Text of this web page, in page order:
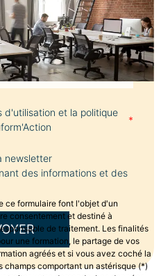
d'utilisation et la politique
*
newsletter
des informations et des
ce formulaire font l'objet d'un
consentement et destiné à
de traitement. Les finalités
une formation, le partage de vos
agréés et si vous avez coché la
champs comportant un astérisque (*)